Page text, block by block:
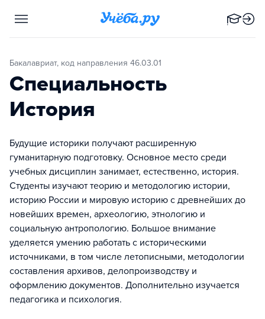
Бакалавриат, код направления 46.03.01
Специальность
История
Будущие историки получают расширенную
гуманитарную подготовку. Основное место среди
учебных дисциплин занимает, естественно, история.
Студенты изучают теорию и методологию истории,
историю России и мировую историю с древнейших до
новейших времен, археологию, этнологию и
социальную антропологию. Большое внимание
уделяется умению работать с историческими
источниками, в том числе летописными, методологии
составления архивов, делопроизводству и
оформлению документов. Дополнительно изучается
педагогика и психология.